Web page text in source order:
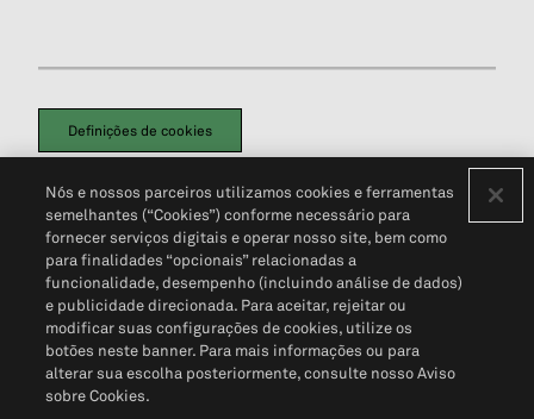
Definições de cookies
Política de PrivacidadePortal de privacidade do cliente (em inglês)
Não Venda Minhas Informações Pessoais© 2026 S&P Global
Nós e nossos parceiros utilizamos cookies e ferramentas
semelhantes (“Cookies”) conforme necessário para
fornecer serviços digitais e operar nosso site, bem como
para finalidades “opcionais” relacionadas a
funcionalidade, desempenho (incluindo análise de dados)
e publicidade direcionada. Para aceitar, rejeitar ou
modificar suas configurações de cookies, utilize os
botões neste banner. Para mais informações ou para
alterar sua escolha posteriormente, consulte nosso Aviso
sobre Cookies.